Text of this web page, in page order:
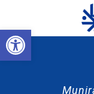
Abrir a